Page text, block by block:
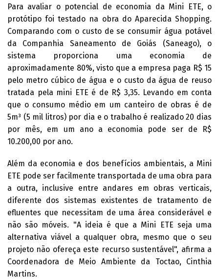
Para avaliar o potencial de economia da Mini ETE, o
protótipo foi testado na obra do Aparecida Shopping.
Comparando com o custo de se consumir água potável
da Companhia Saneamento de Goiás (Saneago), o
sistema proporciona uma economia de
aproximadamente 80%, visto que a empresa paga R$ 15
pelo metro cúbico de água e o custo da água de reuso
tratada pela mini ETE é de R$ 3,35. Levando em conta
que o consumo médio em um canteiro de obras é de
5m³ (5 mil litros) por dia e o trabalho é realizado 20 dias
por mês, em um ano a economia pode ser de R$
10.200,00 por ano.
Além da economia e dos benefícios ambientais, a Mini
ETE pode ser facilmente transportada de uma obra para
a outra, inclusive entre andares em obras verticais,
diferente dos sistemas existentes de tratamento de
efluentes que necessitam de uma área considerável e
não são móveis. "A ideia é que a Mini ETE seja uma
alternativa viável a qualquer obra, mesmo que o seu
projeto não ofereça este recurso sustentável", afirma a
Coordenadora de Meio Ambiente da Toctao, Cinthia
Martins.